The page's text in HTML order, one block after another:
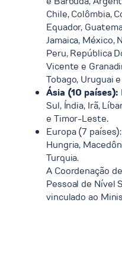
Chile, Colômbia,
Equador,
Jamaica, México,
Peru, República
Vicente e
Tobago, Uruguai
Ásia (10 países):
Sul, Índia, Irã,
e Timor-Leste.
Europa (7
Hungria,
Turquia.
A Coordenação
Pessoal de Nível
vinculado ao